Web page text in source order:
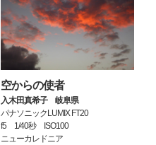
空からの使者
入木田真希子 岐阜県
パナソニックLUMIX FT20
f5 1/40秒 ISO100
ニューカレドニア